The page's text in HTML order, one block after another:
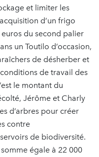
et limiter les
d’un frigo
euros du second palier
un Toutilo d’occasion,
de désherber et
de travail des
le montant du
Jérôme et Charly
d’arbres pour créer
contre
de biodiversité.
égale à 22 000